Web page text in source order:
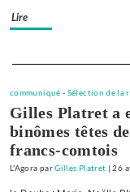
Lire
communiqué - Sélection de la
Gilles Platret a
binômes têtes
francs-comtois
L'Agora parGilles Platret |26